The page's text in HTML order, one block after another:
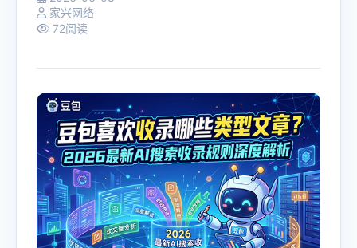
家兴网络
72阅读